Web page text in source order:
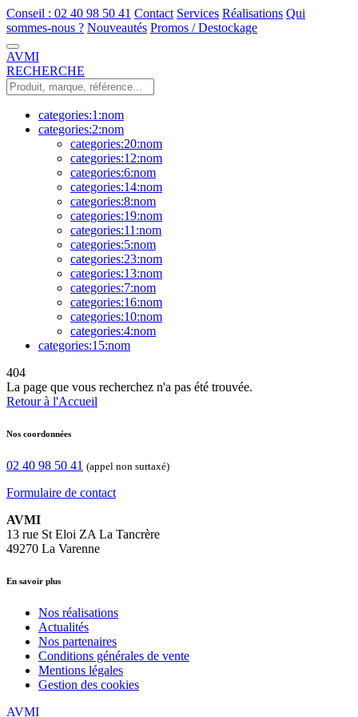
Conseil : 02 40 98 50 41 Contact Services Réalisations Qui
sommes-nous ? Nouveautés Promos / Destockage
AVMI
RECHERCHE
categories:1:nom
categories:2:nom
categories:20:nom
categories:12:nom
categories:6:nom
categories:14:nom
categories:8:nom
categories:19:nom
categories:11:nom
categories:5:nom
categories:23:nom
categories:13:nom
categories:7:nom
categories:16:nom
categories:10:nom
categories:4:nom
categories:15:nom
404
La page que vous recherchez n'a pas été trouvée.
Retour à l'Accueil
Nos coordonnées
02 40 98 50 41 (appel non surtaxé)
Formulaire de contact
AVMI
13 rue St Eloi ZA La Tancrère
49270 La Varenne
En savoir plus
Nos réalisations
Actualités
Nos partenaires
Conditions générales de vente
Mentions légales
Gestion des cookies
AVMI